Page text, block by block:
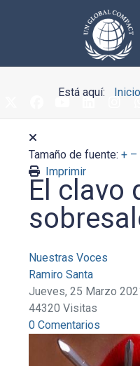
Está aquí: Inicio
Tamaño de fuente: + –
Imprimir
El clavo
Nuestras Voces
Ramiro Santa
Jueves, 25 Marzo
44320 Visitas
0 Comentarios